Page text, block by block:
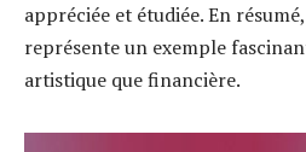
appréciée et étudiée. En résumé,
représente un exemple
artistique que financière.